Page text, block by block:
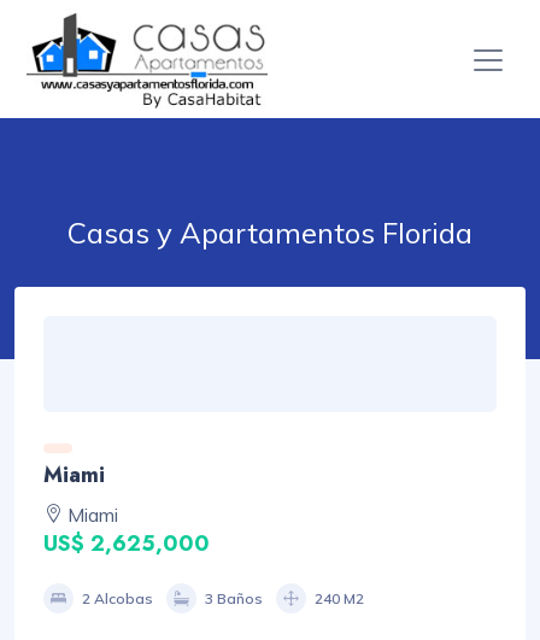
Casas y Apartamentos Florida
Miami
Miami
US$ 2,625,000
2 Alcobas 3 Baños 240 M2